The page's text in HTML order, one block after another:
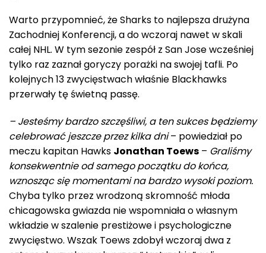
Warto przypomnieć, że Sharks to najlepsza drużyna
Zachodniej Konferencji, a do wczoraj nawet w skali
całej NHL. W tym sezonie zespół z San Jose wcześniej
tylko raz zaznał goryczy porażki na swojej tafli. Po
kolejnych 13 zwycięstwach właśnie Blackhawks
przerwały tę świetną passę.
– Jesteśmy bardzo szczęśliwi, a ten sukces będziemy
celebrować jeszcze przez kilka dni– powiedział po
meczu kapitan Hawks Jonathan Toews – Graliśmy
konsekwentnie od samego początku do końca,
wznosząc się momentami na bardzo wysoki poziom.
Chyba tylko przez wrodzoną skromność młoda
chicagowska gwiazda nie wspomniała o własnym
wkładzie w szalenie prestiżowe i psychologiczne
zwycięstwo. Wszak Toews zdobył wczoraj dwa z